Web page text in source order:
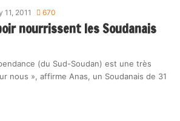
11, 2011 670
nourrissent les Soudanais
(du Sud-Soudan) est une très
nous », affirme Anas, un Soudanais de 31